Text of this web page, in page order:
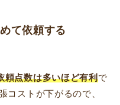
て依頼する
頼点数は多いほど有利で
コストが下がるので、